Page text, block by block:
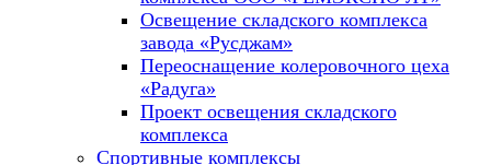
Освещение складского комплекса
завода «Русджам»
Переоснащение колеровочного цеха
«Радуга»
Проект освещения складского
комплекса
Спортивные комплексы